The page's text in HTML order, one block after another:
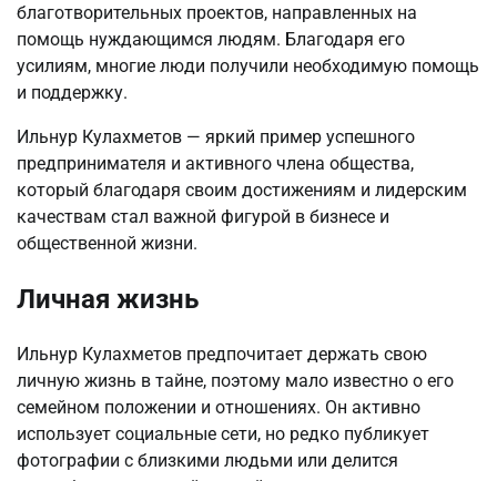
благотворительных проектов, направленных на
помощь нуждающимся людям. Благодаря его
усилиям, многие люди получили необходимую помощь
и поддержку.
Ильнур Кулахметов — яркий пример успешного
предпринимателя и активного члена общества,
который благодаря своим достижениям и лидерским
качествам стал важной фигурой в бизнесе и
общественной жизни.
Личная жизнь
Ильнур Кулахметов предпочитает держать свою
личную жизнь в тайне, поэтому мало известно о его
семейном положении и отношениях. Он активно
использует социальные сети, но редко публикует
фотографии с близкими людьми или делится